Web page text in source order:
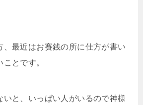
、最近はお賽銭の所に仕方が書い
とです。
いと、いっぱい人がいるので神様